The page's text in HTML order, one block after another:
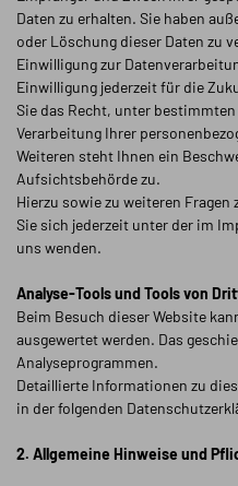
Daten zu erhalten. Sie haben
oder Löschung dieser Daten zu
Einwilligung zur
Einwilligung jederzeit für die
Sie das Recht, unter
Verarbeitung Ihrer
Weiteren steht Ihnen ein
Aufsichtsbehörde zu.
Hierzu sowie zu weiteren
Sie sich jederzeit unter der im
uns wenden.
Analyse-Tools und Tools von
Beim Besuch dieser Website
ausgewertet werden. Das
Analyseprogrammen.
Detaillierte Informationen zu
in der folgenden
2. Allgemeine Hinweise und